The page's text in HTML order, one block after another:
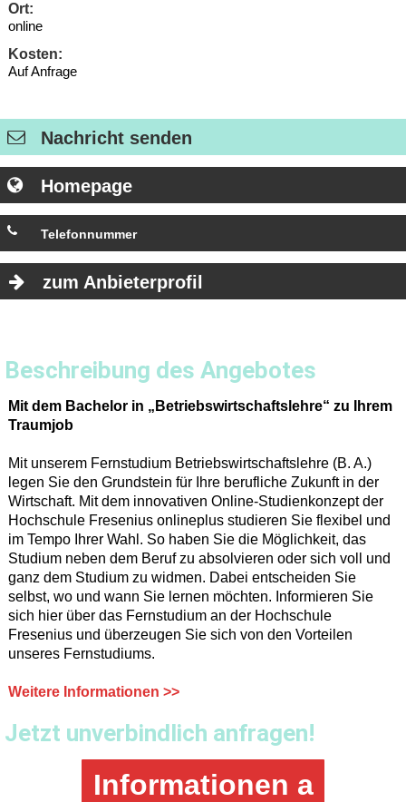
Ort:
online
Kosten:
Auf Anfrage
Nachricht senden
Homepage
Telefonnummer
zum Anbieterprofil
Beschreibung des Angebotes
Mit dem Bachelor in „Betriebswirtschaftslehre“ zu Ihrem
Traumjob
Mit unserem Fernstudium Betriebswirtschaftslehre (B. A.)
legen Sie den Grundstein für Ihre berufliche Zukunft in der
Wirtschaft. Mit dem innovativen Online-Studienkonzept der
Hochschule Fresenius onlineplus studieren Sie flexibel und
im Tempo Ihrer Wahl. So haben Sie die Möglichkeit, das
Studium neben dem Beruf zu absolvieren oder sich voll und
ganz dem Studium zu widmen. Dabei entscheiden Sie
selbst, wo und wann Sie lernen möchten. Informieren Sie
sich hier über das Fernstudium an der Hochschule
Fresenius und überzeugen Sie sich von den Vorteilen
unseres Fernstudiums.
Weitere Informationen >>
Jetzt unverbindlich anfragen!
Informationen a